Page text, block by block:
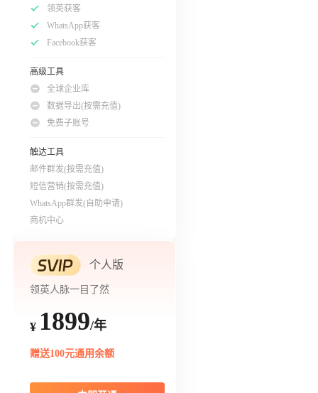
领英获客
WhatsApp获客
Facebook获客
高级工具
全球企业库
数据导出(按需充值)
免费子账号
触达工具
邮件群发(按需充值)
短信营销(按需充值)
WhatsApp群发(自助申请)
商机中心
个人版
领英人脉一目了然
¥ 1899/年
赠送100元通用余额